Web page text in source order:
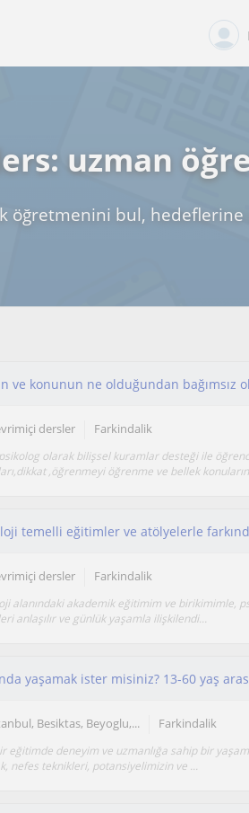
uzman
öğretmenini bul, hedeflerine
dersler Farkindalik
olarak bilişsel kuramlar desteği ile
,öğrenmeyi öğrenme ve bellek
dersler Farkindalik
alanındaki akademik eğitimim ve birikimimle,
anlaşılır ve günlük yaşamla ilişkilendi...
Besiktas, Beyoglu,... Farkindalik
eğitimde deneyim ve uzmanlığa sahip bir
nefes teknikleri, potansiyelimizin ve ...